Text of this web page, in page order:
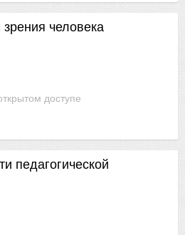
доступе
зрения человека
педагогической